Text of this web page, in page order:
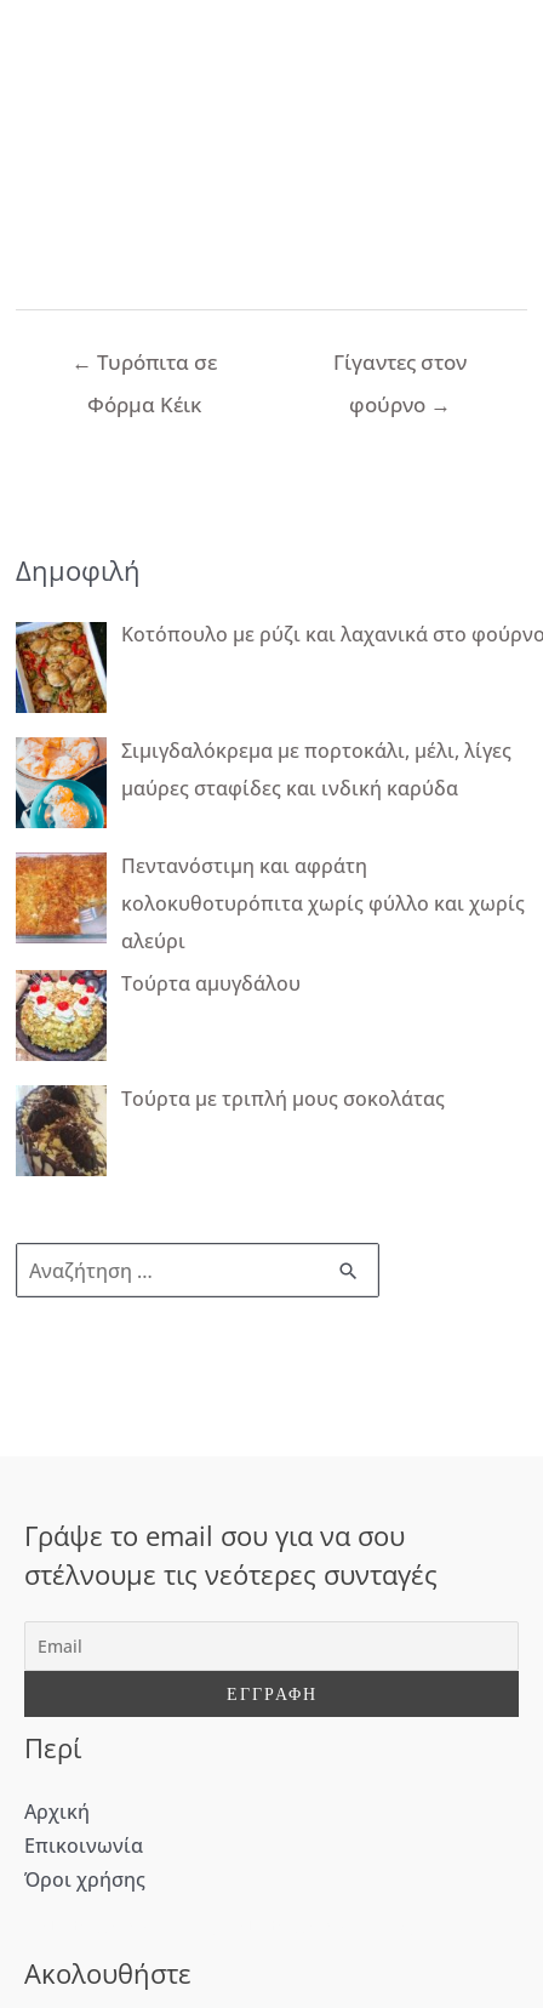
Πλοήγηση
← Τυρόπιτα σε
Φόρμα Κέικ
Γίγαντες στον
φούρνο →
Δημοφιλή
Κοτόπουλο με ρύζι και λαχανικά στο
Σιμιγδαλόκρεμα με πορτοκάλι, μέλι, λίγες
μαύρες σταφίδες και ινδική καρύδα
Πεντανόστιμη και αφράτη
κολοκυθοτυρόπιτα χωρίς φύλλο και χωρίς
αλεύρι
Τούρτα αμυγδάλου
Τούρτα με τριπλή μους σοκολάτας
ν
σ
α
Γράψε το email σου για να σου
στέλνουμε τις νεότερες συνταγές
Περί
Αρχική
Επικοινωνία
Όροι χρήσης
Ακολουθήστε